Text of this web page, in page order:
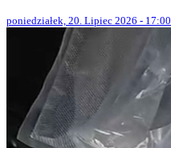
poniedziałek, 20. Lipiec 2026 - 17:00